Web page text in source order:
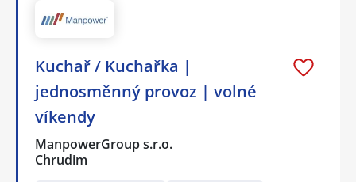
Kuchař / Kuchařka |
jednosměnný provoz | volné
víkendy
ManpowerGroup s.r.o.
Chrudim